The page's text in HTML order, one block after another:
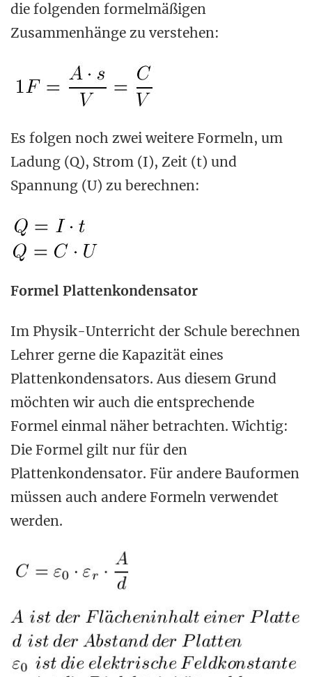
die folgenden formelmäßigen
Zusammenhänge zu verstehen:
Es folgen noch zwei weitere Formeln, um
Ladung (Q), Strom (I), Zeit (t) und
Spannung (U) zu berechnen:
Formel Plattenkondensator
Im Physik-Unterricht der Schule berechnen
Lehrer gerne die Kapazität eines
Plattenkondensators. Aus diesem Grund
möchten wir auch die entsprechende
Formel einmal näher betrachten. Wichtig:
Die Formel gilt nur für den
Plattenkondensator. Für andere Bauformen
müssen auch andere Formeln verwendet
werden.